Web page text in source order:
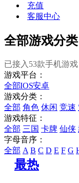
充值
客服中心
全部游戏分类
已接入 53款手机游戏
游戏平台：
全部IOS安卓
游戏分类：
全部 角色 休闲 竞速
游戏特征：
全部 三国 卡牌 仙侠
字母音序：
全部 A B C D E F G
最热